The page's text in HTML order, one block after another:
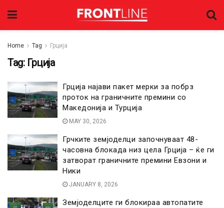
Home Tag Грција
Tag: Грција
Грција најави пакет мерки за побрз
проток на граничните премини со
Македонија и Турција
MAY 30, 2026
Грчките земјоделци започнуваат 48-
часовна блокада низ цела Грција – ќе ги
затворат граничните премини Евзони и
Ники
JANUARY 8, 2026
Земјоделците ги блокираа автопатите